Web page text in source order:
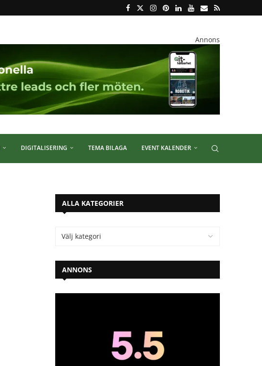
Annons
DIGITALISERING TEMA BILAGA EVENT KALENDER
ALLA KATEGORIER
ANNONS